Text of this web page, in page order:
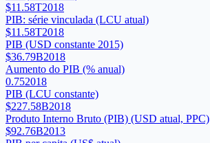
$11.58T2018
PIB: série vinculada (LCU atual)
$11.58T2018
PIB (USD constante 2015)
$36.79B2018
Aumento do PIB (% anual)
0.752018
PIB (LCU constante)
$227.58B2018
Produto Interno Bruto (PIB) (USD atual, PPC)
$92.76B2013